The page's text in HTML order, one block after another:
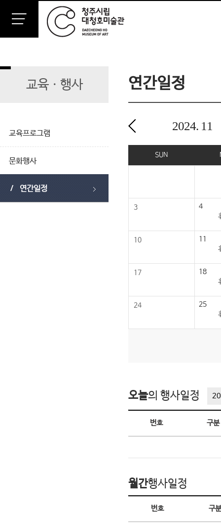
교육ㆍ행사
교육프로그램
문화행사
연간일정
연간일정
2024. 11
SUN
3 4
10 11
17 18
24 25
오늘의 행사일정
번호 구분
월간행사일정
번호 구분